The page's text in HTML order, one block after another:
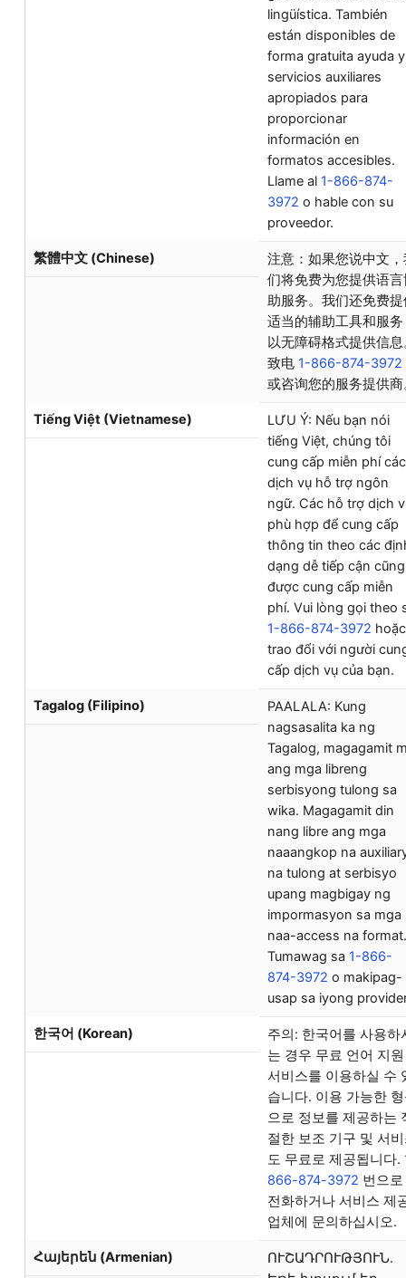
lingüística. También
están disponibles de
forma gratuita ayuda y
servicios auxiliares
apropiados para
proporcionar
información en
formatos accesibles.
Llame al 1-866-874-
3972 o hable con su
proveedor.
繁體中文 (Chinese)
注意：如果您说中文，
们将免费为您提供语言
助服务。我们还免费提
适当的辅助工具和服务
以无障碍格式提供信息
致电 1-866-874-3972
或咨询您的服务提供商
Tiếng Việt (Vietnamese)
LƯU Ý: Nếu bạn nói
tiếng Việt, chúng tôi
cung cấp miễn phí các
dịch vụ hỗ trợ ngôn
ngữ. Các hỗ trợ dịch
phù hợp để cung cấp
thông tin theo các
dạng dễ tiếp cận cũng
được cung cấp miễn
phí. Vui lòng gọi theo
1-866-874-3972 hoặc
trao đổi với người
cấp dịch vụ của bạn.
Tagalog (Filipino)
PAALALA: Kung
nagsasalita ka ng
Tagalog, magagamit
ang mga libreng
serbisyong tulong sa
wika. Magagamit din
nang libre ang mga
naaangkop na
na tulong at serbisyo
upang magbigay ng
impormasyon sa mga
naa-access na format.
Tumawag sa 1-866-
874-3972 o makipag-
usap sa iyong
한국어 (Korean)
주의: 한국어를 사용하
는 경우 무료 언어 지원
서비스를 이용하실 수
습니다. 이용 가능한
으로 정보를 제공하는
절한 보조 기구 및 서
도 무료로 제공됩니다.
866-874-3972 번으로
전화하거나 서비스 제
업체에 문의하십시오.
Հայերեն (Armenian)
ՈՒՇԱԴՐՈՒԹՅՈՒՆ.